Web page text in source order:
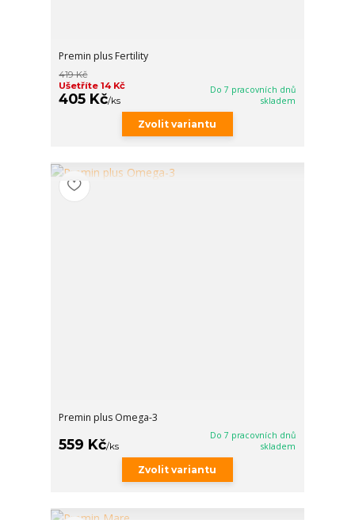
Premin plus Fertility
419 Kč
Ušetříte 14 Kč
405 Kč/ks
Do 7 pracovních dnů
skladem
Zvolit variantu
Premin plus Omega-3
559 Kč/ks
Do 7 pracovních dnů
skladem
Zvolit variantu